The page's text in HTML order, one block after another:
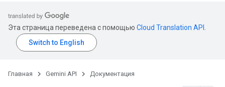
Эта страница переведена с помощью Cloud Translation API
Главная Gemini API Документация